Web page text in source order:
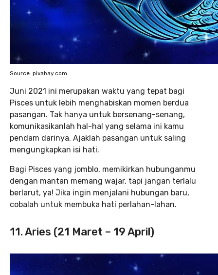
Source: pixabay.com
Juni 2021 ini merupakan waktu yang tepat bagi
Pisces untuk lebih menghabiskan momen berdua
pasangan. Tak hanya untuk bersenang-senang,
komunikasikanlah hal-hal yang selama ini kamu
pendam darinya. Ajaklah pasangan untuk saling
mengungkapkan isi hati.
Bagi Pisces yang jomblo, memikirkan hubunganmu
dengan mantan memang wajar, tapi jangan terlalu
berlarut, ya! Jika ingin menjalani hubungan baru,
cobalah untuk membuka hati perlahan-lahan.
11. Aries (21 Maret – 19 April)